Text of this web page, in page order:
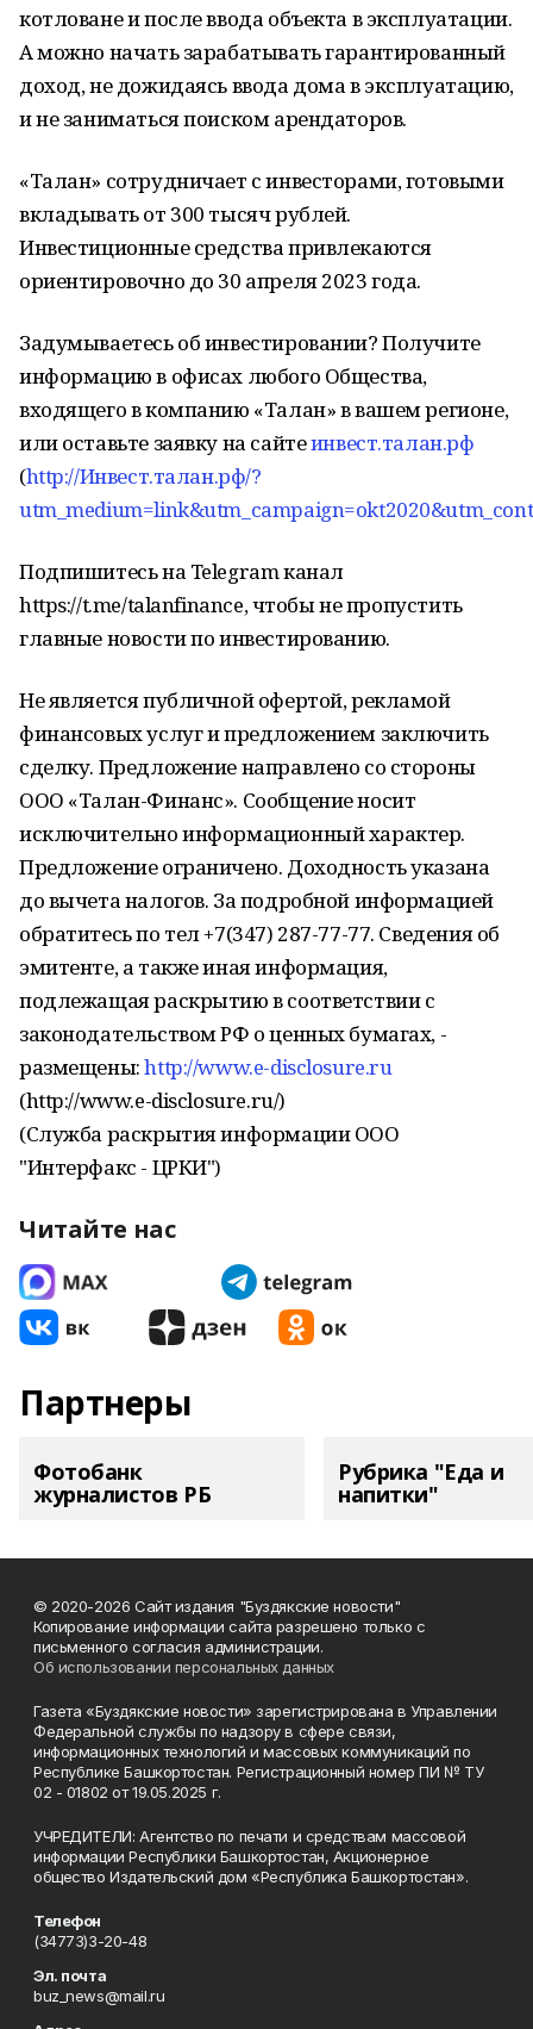
котловане и после ввода объекта в эксплуатации.
А можно начать зарабатывать гарантированный
доход, не дожидаясь ввода дома в эксплуатацию,
и не заниматься поиском арендаторов.
«Талан» сотрудничает с инвесторами, готовыми
вкладывать от 300 тысяч рублей.
Инвестиционные средства привлекаются
ориентировочно до 30 апреля 2023 года.
Задумываетесь об инвестировании? Получите
информацию в офисах любого Общества,
входящего в компанию «Талан» в вашем регионе,
или оставьте заявку на сайтеинвест.талан.рф
(http://Инвест.талан.рф/?
Подпишитесь на Telegram канал
https://t.me/talanfinance, чтобы не пропустить
главные новости по инвестированию.
Не является публичной офертой, рекламой
финансовых услуг и предложением заключить
сделку. Предложение направлено со стороны
ООО «Талан-Финанс». Сообщение носит
исключительно информационный характер.
Предложение ограничено. Доходность указана
до вычета налогов. За подробной информацией
обратитесь по тел +7(347) 287-77-77. Сведения об
эмитенте, а также иная информация,
подлежащая раскрытию в соответствии с
законодательством РФ о ценных бумагах, -
размещены:http://www.e-disclosure.ru
(http://www.e-disclosure.ru/)
(Служба раскрытия информации ООО
"Интерфакс - ЦРКИ")
Читайте нас
Партнеры
Фотобанк
журналистов РБ
Рубрика "Еда и
напитки"
© 2020-2026 Сайт издания "Буздякские новости"
Копирование информации сайта разрешено только с
письменного согласия администрации.
Об использовании персональных данных
Газета «Буздякские новости» зарегистрирована в Управлении
Федеральной службы по надзору в сфере связи,
информационных технологий и массовых коммуникаций по
Республике Башкортостан. Регистрационный номер ПИ № ТУ
02 - 01802 от 19.05.2025 г.
УЧРЕДИТЕЛИ: Агентство по печати и средствам массовой
информации Республики Башкортостан, Акционерное
общество Издательский дом «Республика Башкортостан».
Телефон
(34773)3-20-48
Эл. почта
buz_news@mail.ru